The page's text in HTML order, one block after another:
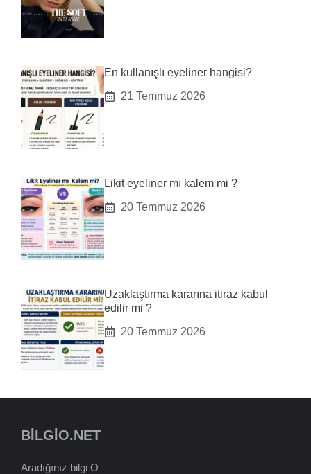
En kullanışlı eyeliner hangisi?
21 Temmuz 2026
Likit eyeliner mı kalem mi ?
20 Temmuz 2026
Uzaklaştırma kararına itiraz kabul
edilir mi ?
20 Temmuz 2026
BILGIO.NET
Aradığınız bilgi O